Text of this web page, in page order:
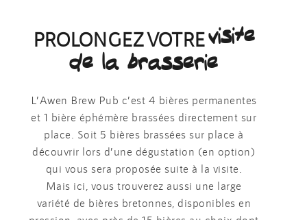
PROLONGEZ VOTREvisite
de la brasserie
L’Awen Brew Pub c’est 4 bières permanentes
et 1 bière éphémère brassées directement sur
place. Soit 5 bières brassées sur place à
découvrir lors d’une dégustation (en option)
qui vous sera proposée suite à la visite.
Mais ici, vous trouverez aussi une large
variété de bières bretonnes, disponibles en